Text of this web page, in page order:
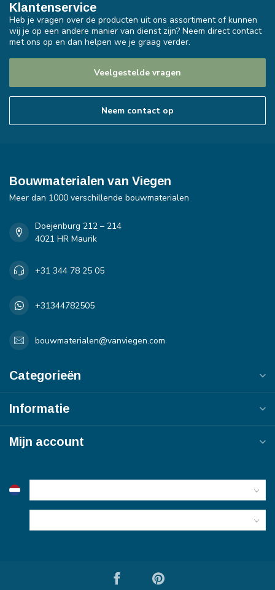
Klantenservice
Heb je vragen over de producten uit ons assortiment of kunnen
wij je op een andere manier van dienst zijn? Neem direct contact
met ons op en dan helpen we je graag verder.
Veelgestelde vragen
Neem contact op
Bouwmaterialen van Viegen
Meer dan 1000 verschillende bouwmaterialen
Doejenburg 212 – 214
4021 HR Maurik
+31 344 78 25 05
+31344782505
bouwmaterialen@vanviegen.com
Categorieën
Informatie
Mijn account